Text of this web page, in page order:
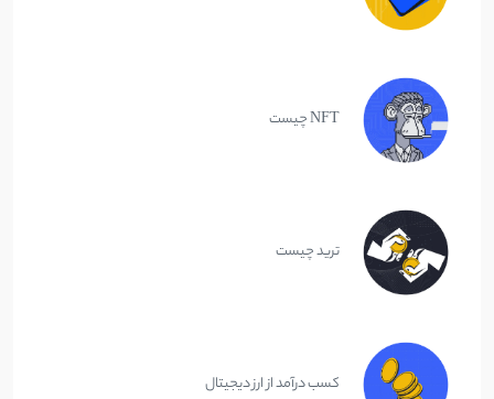
NFT چیست
ترید چیست
کسب درآمد از ارز دیجیتال